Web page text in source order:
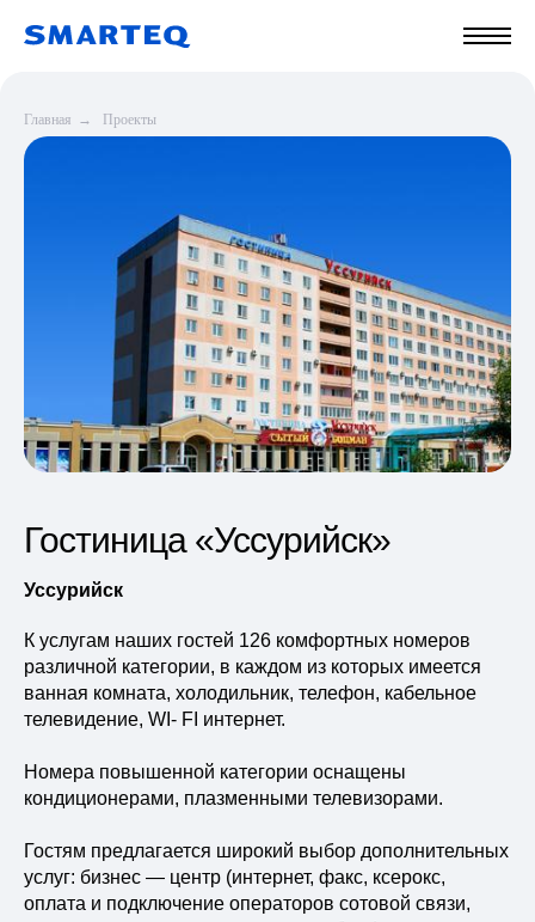
Главная → Проекты
Гостиница «Уссурийск»
Уссурийск
К услугам наших гостей 126 комфортных номеров
различной категории, в каждом из которых имеется
ванная комната, холодильник, телефон, кабельное
телевидение, WI- FI интернет.
Номера повышенной категории оснащены
кондиционерами, плазменными телевизорами.
Гостям предлагается широкий выбор дополнительных
услуг: бизнес — центр (интернет, факс, ксерокс,
оплата и подключение операторов сотовой связи,